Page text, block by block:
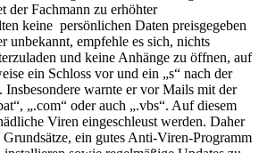
der Fachmann zu erhöhter
keine persönlichen Daten preisgegeben
unbekannt, empfehle es sich, nichts
und keine Anhänge zu öffnen, auf
ein Schloss vor und ein „s“ nach der
Insbesondere warnte er vor Mails mit der
„.com“ oder auch „.vbs“. Auf diesem
Viren eingeschleust werden. Daher
ein gutes Anti-Viren-Programm